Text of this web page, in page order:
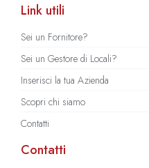
Link utili
Sei un Fornitore?
Sei un Gestore di Locali?
Inserisci la tua Azienda
Scopri chi siamo
Contatti
Contatti